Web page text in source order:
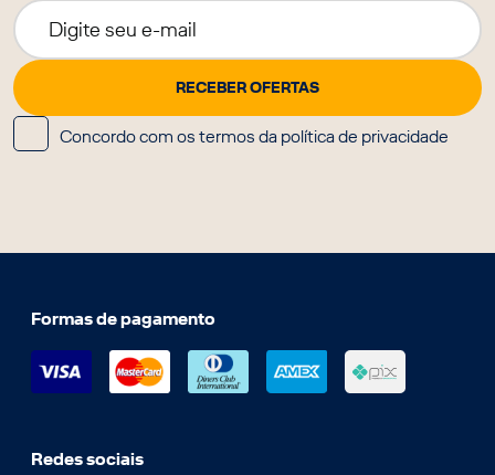
Concordo com os termos da política de privacidade
Formas de pagamento
Redes sociais